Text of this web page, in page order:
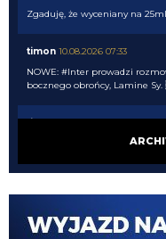
Zgaduję, że wyceniany na
timon 10.08.2026 07:33
NOWE: #Inter prowadzi
bocznego obrońcy, Lamine
timon 10.08.2026 07:32
Maszyna losująca uległa
HB 09.08.2026 22:13
to Ci sie udalo VVujek